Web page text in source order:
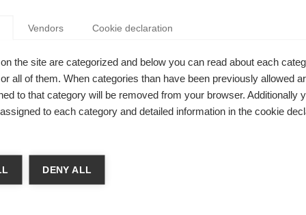
sociales
les montants des bourses sociales pour
défavorisés. L’objectif est d’atteindre 27% de boursiers au
ESSEC a déjà collecté1 Million € pour financer les
l’objectif de 1,5 Million €.
Vendors Cookie declaration
the site are categorized and below you can read about each
all of them. When categories than have been previously allowed
to that category will be removed from your browser. Additionally
to each category and detailed information in the cookie
DENY ALL